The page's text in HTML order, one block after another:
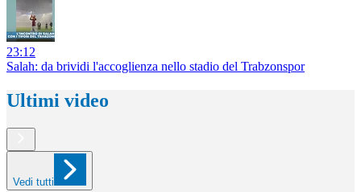
23:12
Salah: da brividi l'accoglienza nello stadio del Trabzonspor
Ultimi video
Vedi tutti